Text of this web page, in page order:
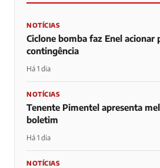
NOTÍCIAS
Ciclone bomba faz Enel acionar
contingência
Há 1 dia
NOTÍCIAS
Tenente Pimentel apresenta
boletim
Há 1 dia
NOTÍCIAS